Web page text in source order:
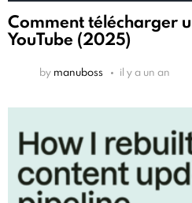
Comment télécharger
YouTube (2025)
by manuboss il y a un an